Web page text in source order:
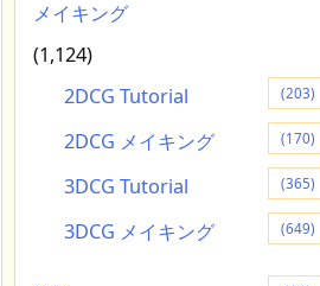
メイキング
(1,124)
2DCG Tutorial
(203)
2DCG メイキング (170)
3DCG Tutorial (365)
3DCG メイキング (649)